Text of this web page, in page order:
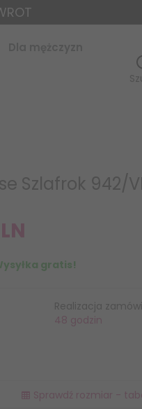
Szlafrok 942/
gratis!
Realizacja
48 godzin
Sprawdź rozmiar -